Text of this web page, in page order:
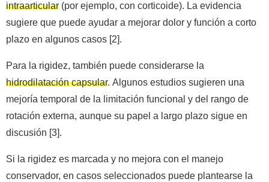
intraarticular (por ejemplo, con corticoide). La evidencia
sugiere que puede ayudar a mejorar dolor y función a corto
plazo en algunos casos [2].
Para la rigidez, también puede considerarse la
hidrodilatación capsular. Algunos estudios sugieren una
mejoría temporal de la limitación funcional y del rango de
rotación externa, aunque su papel a largo plazo sigue en
discusión [3].
Si la rigidez es marcada y no mejora con el manejo
conservador, en casos seleccionados puede plantearse la